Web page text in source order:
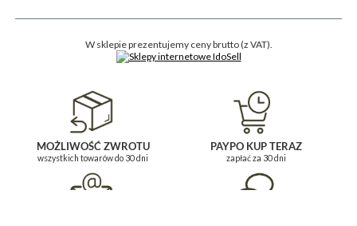
W sklepie prezentujemy ceny brutto (z VAT).
MOŻLIWOŚĆ ZWROTU
wszystkich towarów do 30 dni
PAYPO KUP TERAZ
zapłać za 30 dni